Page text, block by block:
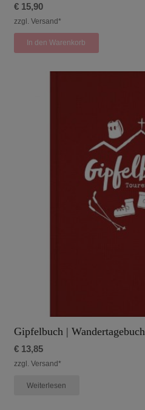
€15,90
zzgl. Versand*
In den Warenkorb
Gipfelbuch | Wandertagebuch
€13,85
zzgl. Versand*
Weiterlesen